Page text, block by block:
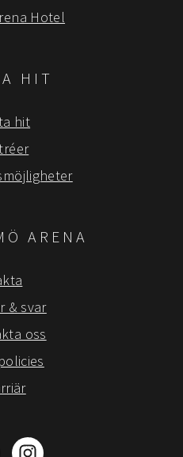
Hotel
HIT
hit
ARENA
& svar
oss
Instagram